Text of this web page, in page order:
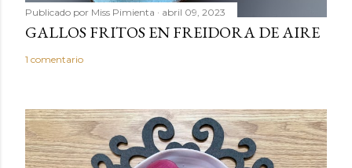
r
i
o
Publicado por Miss Pimienta abril 09, 2023
GALLOS FRITOS EN FREIDORA DE AIRE
1 comentario